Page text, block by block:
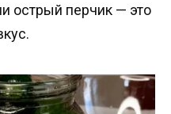
острый перчик — это